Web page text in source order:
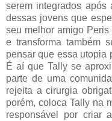
serem integrados
dessas jovens que
seu melhor amigo
e transforma também
pensar que essa utopia
É aí que Tally se
parte de uma
rejeita a cirurgia
porém, coloca Tally na
responsável por criar